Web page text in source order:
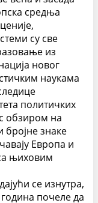
средња
су све
из
новог
наукама
политичких
обзиром на
бројне знаке
Европа и
њиховим
се изнутра,
почеле да